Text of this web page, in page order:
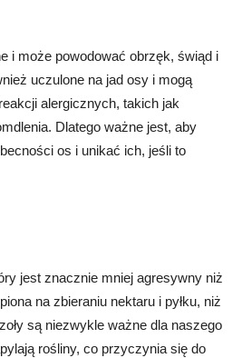
i może powodować obrzęk, świąd i
uczulone na jad osy i mogą
alergicznych, takich jak
Dlatego ważne jest, aby
os i unikać ich, jeśli to
jest znacznie mniej agresywny niż
na zbieraniu nektaru i pyłku, niż
są niezwykle ważne dla naszego
rośliny, co przyczynia się do